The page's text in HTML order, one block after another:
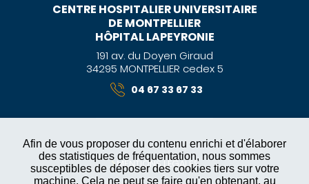
Afin de vous proposer du contenu enrichi et d'élaborer
des statistiques de fréquentation, nous sommes
susceptibles de déposer des cookies tiers sur votre
machine. Cela ne peut se faire qu'en obtenant, au
CENTRE HOSPITALIER UNIVERSITAIRE
DE MONTPELLIER
HÔPITAL LAPEYRONIE
191 av. du Doyen Giraud
34295 MONTPELLIER cedex 5
04 67 33 67 33
MENTIONS LÉGALES